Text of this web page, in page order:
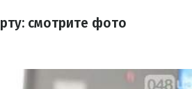
смотрите фото